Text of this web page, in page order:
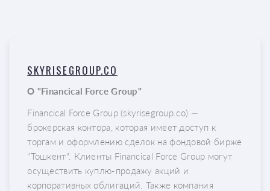
SKYRISEGROUP.CO
О "Financical Force Group"
Financical Force Group (skyrisegroup.co) —
брокерская контора, которая имеет доступ к
торгам и оформлению сделок на фондовой бирже
"Тошкент". Клиенты Financical Force Group могут
осуществить куплю-продажу акций и
корпоративных облигаций. Также компания